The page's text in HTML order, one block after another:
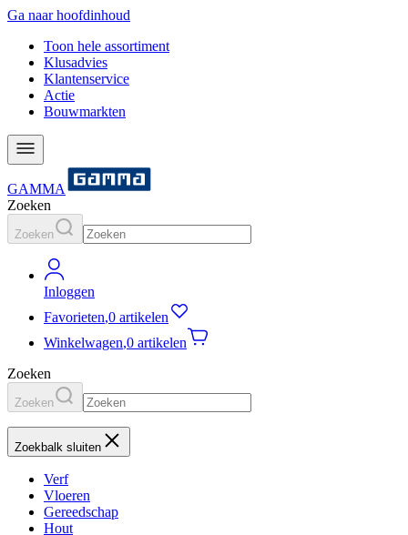
Ga naar hoofdinhoud
Toon hele assortiment
Klusadvies
Klantenservice
Actie
Bouwmarkten
GAMMA
Zoeken
Zoeken
Inloggen
Favorieten,0 artikelen
Winkelwagen,0 artikelen
Zoeken
Zoeken
Zoekbalk sluiten
Verf
Vloeren
Gereedschap
Hout